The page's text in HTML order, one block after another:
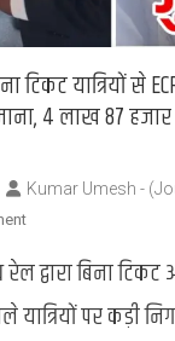
टिकट यात्रियों से
4 लाख 87 हजार
Kumar Umesh -
On
:
बिना
टिकट
द्वारा बिना टिकट
यात्रियों पर कड़ी